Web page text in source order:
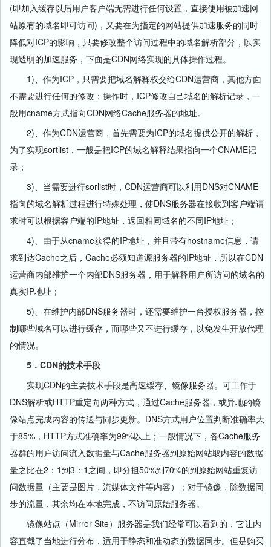
(即加入缓存以后用户客户端无需进行任何设置，直接使用被加速网
站原有的域名即可访问)，又要在为指定的网站提供加速服务的同时
降低对ICP的影响，只要修改整个访问过程中的域名解析部分，以实
现透明的加速服务，下面是CDN网络实现的具体操作过程。
1)、作为ICP，只需要把域名解释权交给CDN运营商，其他方面
不需要进行任何的修改；操作时，ICP修改自己域名的解析记录，一
般用cname方式指向CDN网络Cache服务器的地址。
2)、作为CDN运营商，首先需要为ICP的域名提供公开的解析，
为了实现sortlist，一般是把ICP的域名解释结果指向一个CNAME记
录；
3)、当需要进行sorlist时，CDN运营商可以利用DNS对CNAME
指向的域名解析过程进行特殊处理，使DNS服务器在接收到客户端请
求时可以根据客户端的IP地址，返回相同域名的不同IP地址；
4)、由于从cname获得的IP地址，并且带有hostname信息，请
求到达Cache之后，Cache必须知道源服务器的IP地址，所以在CDN
运营商内部维护一个内部DNS服务器，用于解释用户所访问的域名的
真实IP地址；
5)、在维护内部DNS服务器时，还需要维护一台授权服务器，控
制哪些域名可以进行缓存，而哪些又不进行缓存，以免发生开放代理
的情况。
5．CDN的技术手段
实现CDN的主要技术手段是高速缓存、镜像服务器。可工作于
DNS解析或HTTP重定向两种方式，通过Cache服务器，或异地的镜
像站点完成内容的传送与同步更新。DNS方式用户位置判断准确率大
于85%，HTTP方式准确率为99%以上；一般情况下，各Cache服务
器群的用户访问流入数据量与Cache服务器到原始网站取内容的数据
量之比在2：1到3：1之间，即分担50%到70%的到原始网站重复访
问数据量（主要是图片，流媒体文件等内容）；对于镜像，除数据同
步的流量，其余均在本地完成，不访问原始服务器。
镜像站点（Mirror Site）服务器是我们经常可以看到的，它让内
容直截了当地进行分布，适用于静态和准动态的数据同步。但是购买